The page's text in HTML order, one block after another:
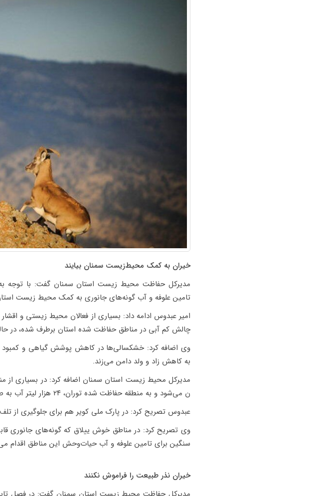
خیران به کمک محیط‌زیست سمنان بیایند
مدیرکل حفاظت محیط زیست استان سمنان گفت: با توجه
تامین علوفه و آب گونه‌های جانوری به کمک محیط زیست
چالش کم آبی در مناطق حفاظت شده استان برطرف شده، در
وی اضافه کرد: خشکسالی‌ها در کاهش پوشش گیاهی و کمبود
به کاهش زاد و ولد دامن می‌زند.
مدیرکل محیط زیست استان سمنان اضافه کرد: در بسیاری
ن می‌شود و به منطقه حفاظت شده توران، ۲۴ هزار لیتر آب به صورت هفتگی ارسال می‌شود.
عبدوس تصریح کرد: در پارک ملی کویر هم برای جلوگیری از
سنگین برای تامین علوفه و آب حیات‌وحش این مناطق اقدام
خیران نذر طبیعت را فراموش نکنند